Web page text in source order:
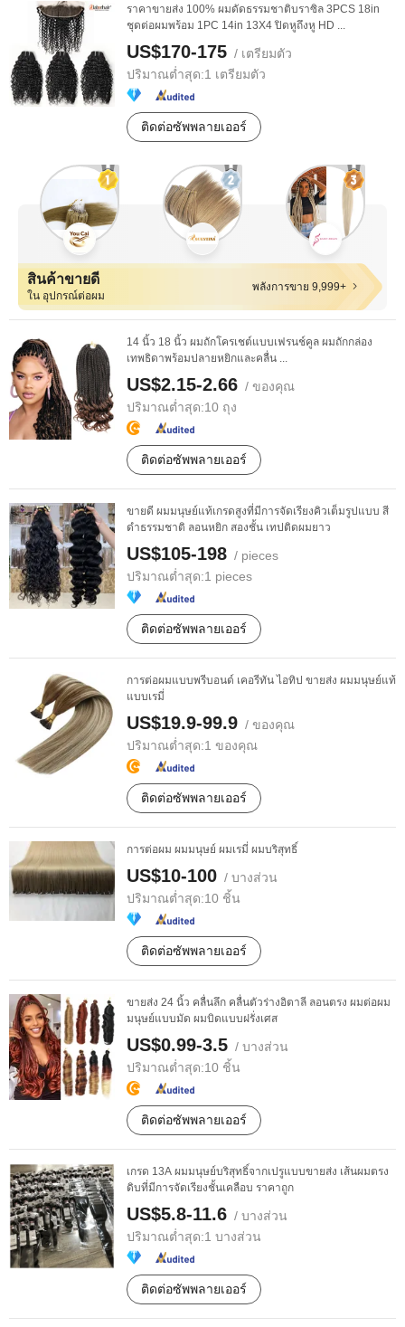
ราคาขายส่ง 100% ผมดัดธรรมชาติบราซิล 3PCS 18in
ชุดต่อผมพร้อม 1PC 14in 13X4 ปิดหูถึงหู HD ...
US$170-175 / เตรียมตัว
ปริมาณต่ำสุด:1 เตรียมตัว
ติดต่อซัพพลายเออร์
สินค้าขายดี
ใน อุปกรณ์ต่อผม
พลังการขาย 9,999+
14 นิ้ว 18 นิ้ว ผมถักโครเชต์แบบเฟรนช์คูล ผมถักกล่อง
เทพธิดาพร้อมปลายหยิกและคลื่น ...
US$2.15-2.66 / ของคุณ
ปริมาณต่ำสุด:10 ถุง
ติดต่อซัพพลายเออร์
ขายดี ผมมนุษย์แท้เกรดสูงที่มีการจัดเรียงคิวเต็มรูปแบบ สี
ดำธรรมชาติ ลอนหยิก สองชั้น เทปติดผมยาว
US$105-198 / pieces
ปริมาณต่ำสุด:1 pieces
ติดต่อซัพพลายเออร์
การต่อผมแบบพรีบอนด์ เคอรีทัน ไอทิป ขายส่ง ผมมนุษย์แท้
แบบเรมี่
US$19.9-99.9 / ของคุณ
ปริมาณต่ำสุด:1 ของคุณ
ติดต่อซัพพลายเออร์
การต่อผม ผมมนุษย์ ผมเรมี่ ผมบริสุทธิ์
US$10-100 / บางส่วน
ปริมาณต่ำสุด:10 ชิ้น
ติดต่อซัพพลายเออร์
ขายส่ง 24 นิ้ว คลื่นลึก คลื่นตัวร่างอิตาลี ลอนตรง ผมต่อผม
มนุษย์แบบมัด ผมบิดแบบฝรั่งเศส
US$0.99-3.5 / บางส่วน
ปริมาณต่ำสุด:10 ชิ้น
ติดต่อซัพพลายเออร์
เกรด 13A ผมมนุษย์บริสุทธิ์จากเปรูแบบขายส่ง เส้นผมตรง
ดิบที่มีการจัดเรียงชั้นเคลือบ ราคาถูก
US$5.8-11.6 / บางส่วน
ปริมาณต่ำสุด:1 บางส่วน
ติดต่อซัพพลายเออร์